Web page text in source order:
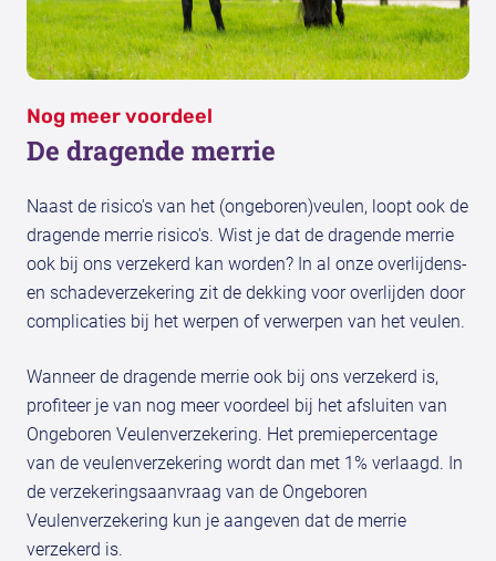
Nog meer voordeel
De dragende merrie
Naast de risico's van het (ongeboren)veulen, loopt ook de
dragende merrie risico's. Wist je dat de dragende merrie
ook bij ons verzekerd kan worden? In al onze overlijdens-
en schadeverzekering zit de dekking voor overlijden door
complicaties bij het werpen of verwerpen van het veulen.
Wanneer de dragende merrie ook bij ons verzekerd is,
profiteer je van nog meer voordeel bij het afsluiten van
Ongeboren Veulenverzekering. Het premiepercentage
van de veulenverzekering wordt dan met 1% verlaagd. In
de verzekeringsaanvraag van de Ongeboren
Veulenverzekering kun je aangeven dat de merrie
verzekerd is.